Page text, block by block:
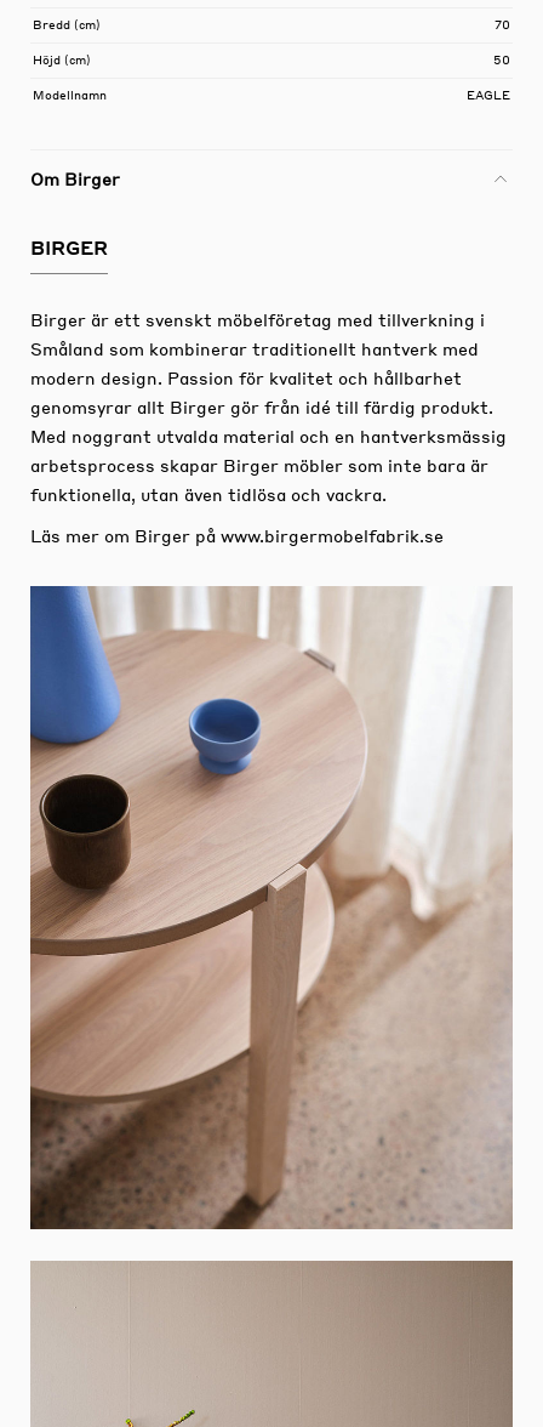
Bredd (cm) 70
Höjd (cm) 50
Modellnamn EAGLE
Om Birger
BIRGER
Birger är ett svenskt möbelföretag med tillverkning i
Småland som kombinerar traditionellt hantverk med
modern design. Passion för kvalitet och hållbarhet
genomsyrar allt Birger gör från idé till färdig produkt.
Med noggrant utvalda material och en hantverksmässig
arbetsprocess skapar Birger möbler som inte bara är
funktionella, utan även tidlösa och vackra.
Läs mer om Birger på www.birgermobelfabrik.se